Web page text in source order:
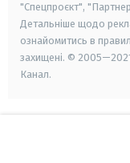
"Спецпроєкт",
Детальніше щодо
ознайомитись в
захищені. ©
Канал.